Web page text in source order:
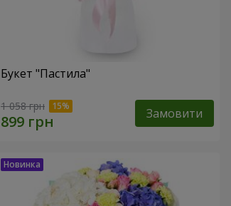
Букет "Пастила"
1 058 грн Замовити